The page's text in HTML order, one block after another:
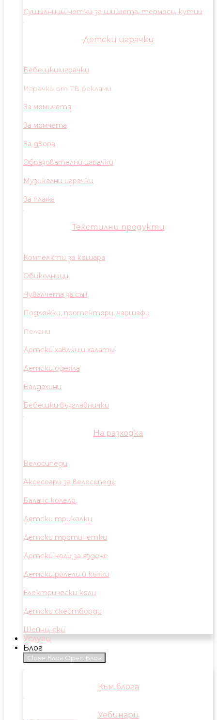
Сушилници, четки за шишета, термоси, кутии
Детски играчки
Бебешки играчки
Играчки от ТВ реклами
За момичета
За момчета
За двора
Образователни играчки
Музикални играчки
За плажа
Текстилни продукти
Компелкти за кошара
Обиколници
Чувалчета за сън
Подложки, протектори, чаршафи
Пелени
Детски хавлии и халати
Детски одеяла
Балдахини
Бебешки възглавнички
На разходка
Велосипеди
Аксесоари за велосипеди
Баланс колело
Детски триколки
Детски тротинетки
Детски коли за яздене
Детски ролели и кънки
Електрически коли
Детски скейтборди
Шейни, ски
Услуги
Блог
Close Блог Open Блог
Към блога
Уебинари